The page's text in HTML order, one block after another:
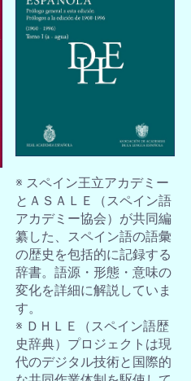
※ スペイン王立アカデミー
とＡＳＡＬＥ（スペイン語
アカデミー協会）が共同編
纂した、スペイン語の語彙
の歴史を包括的に記録する
辞書。語源・形態・意味の
変化を詳細に解説していま
す。
※ ＤＨＬＥ（スペイン語歴
史辞典）プロジェクトは現
代のデジタル技術と国際的